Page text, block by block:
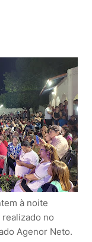
à noite
no
Agenor Neto.